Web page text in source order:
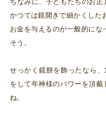
かつては鏡開きで細かくした
お金を与えるのが一般的に
そう。
せっかく鏡餅を飾ったなら
をして年神様のパワーを頂
ね。